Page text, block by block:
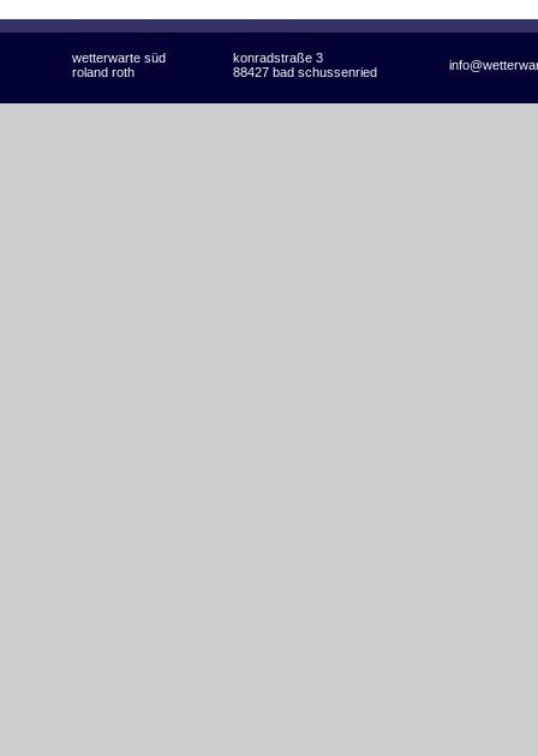
wetterwarte süd konradstraße 3
roland roth 88427 bad schussenried